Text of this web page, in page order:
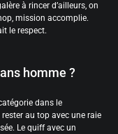
à rincer d’ailleurs, on
mission accomplie.
le respect.
homme ?
dans le
au top avec une raie
Le quiff avec un